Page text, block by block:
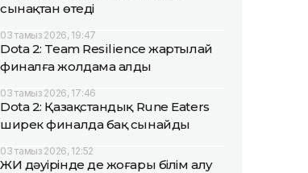
сынақтан өтеді
03 тамыз 2026, 19:47
Dota 2: Team Resilience жартылай
финалға жолдама алды
03 тамыз 2026, 17:46
Dota 2: Қазақстандық Rune Eaters
ширек финалда бақ сынайды
03 тамыз 2026, 12:52
ЖИ дәуірінде де жоғары білім алу